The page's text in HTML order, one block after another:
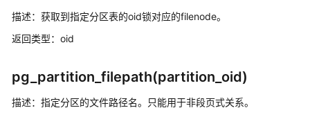
_V2.0-
10.x）
发
指
描述：获取到指定分区表的oid锁对应的filenode。
返回类型：oid
pg_partition_filepath(partition_oid)
描述：指定分区的文件路径名。只能用于非段页式关系。